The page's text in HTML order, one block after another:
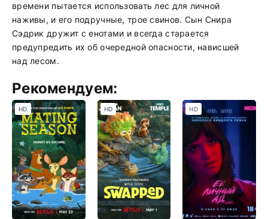
времени пытается использовать лес для личной
наживы, и его подручные, трое свинов. Сын Снира
Сэдрик дружит с енотами и всегда старается
предупредить их об очередной опасности, нависшей
над лесом.
Рекомендуем:
HD HD HD